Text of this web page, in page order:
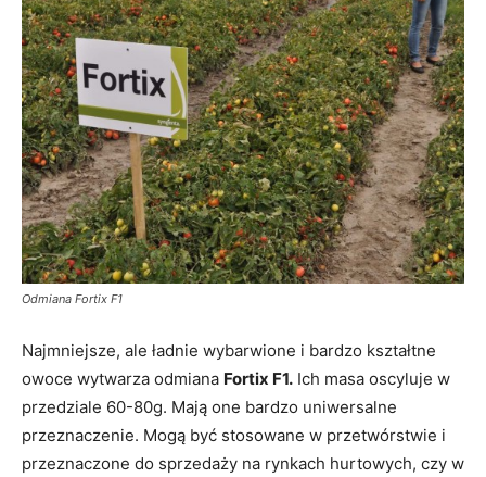
Odmiana Fortix F1
Najmniejsze, ale ładnie wybarwione i bardzo kształtne
owoce wytwarza odmiana Fortix F1. Ich masa oscyluje w
przedziale 60-80g. Mają one bardzo uniwersalne
przeznaczenie. Mogą być stosowane w przetwórstwie i
przeznaczone do sprzedaży na rynkach hurtowych, czy w